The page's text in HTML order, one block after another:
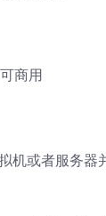
商用
或者服务器